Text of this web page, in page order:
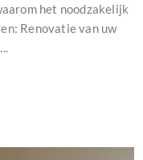
het noodzakelijk
Renovatie van uw